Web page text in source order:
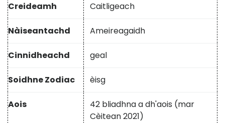
Creideamh Caitligeach
Nàiseantachd Ameireagaidh
Cinnidheachd geal
Soidhne Zodiac èisg
Aois
42 bliadhna a dh'aois (mar
Cèitean 2021)